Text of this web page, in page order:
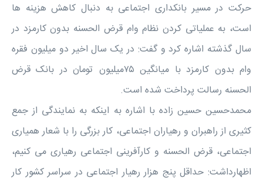
حرکت در مسیر بانکداری اجتماعی به دنبال کاهش هزینه ها
است، به عملیاتی کردن نظام وام قرض الحسنه بدون کارمزد در
سال گذشته اشاره کرد و گفت: در یک سال اخیر دو میلیون فقره
وام بدون کارمزد با میانگین ۷۵میلیون تومان در بانک قرض
الحسنه رسالت پرداخت شده است.
محمدحسین حسین زاده با اشاره به اینکه به نمایندگی از جمع
کثیری از راهبران و رهیاران اجتماعی، کار بزرگی را با شعار همیاری
اجتماعی، قرض الحسنه و کارآفرینی اجتماعی رهیاری می کنیم،
اظهارداشت: حداقل پنج هزار رهیار اجتماعی در سراسر کشور کار